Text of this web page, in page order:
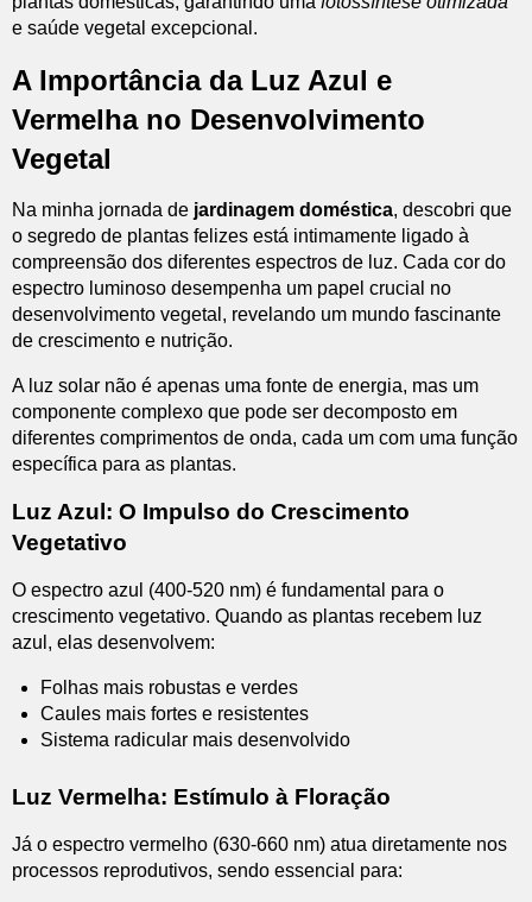
e saúde vegetal excepcional.
A Importância da Luz Azul e
Vermelha no Desenvolvimento
Vegetal
Na minha jornada de jardinagem doméstica, descobri que
o segredo de plantas felizes está intimamente ligado à
compreensão dos diferentes espectros de luz. Cada cor do
espectro luminoso desempenha um papel crucial no
desenvolvimento vegetal, revelando um mundo fascinante
de crescimento e nutrição.
A luz solar não é apenas uma fonte de energia, mas um
componente complexo que pode ser decomposto em
diferentes comprimentos de onda, cada um com uma função
específica para as plantas.
Luz Azul: O Impulso do Crescimento
Vegetativo
O espectro azul (400-520 nm) é fundamental para o
crescimento vegetativo. Quando as plantas recebem luz
azul, elas desenvolvem:
Folhas mais robustas e verdes
Caules mais fortes e resistentes
Sistema radicular mais desenvolvido
Luz Vermelha: Estímulo à Floração
Já o espectro vermelho (630-660 nm) atua diretamente nos
processos reprodutivos, sendo essencial para: